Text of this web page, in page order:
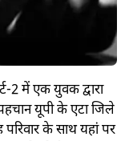
2 में एक युवक द्वारा
यूपी के एटा जिले
के साथ यहां पर